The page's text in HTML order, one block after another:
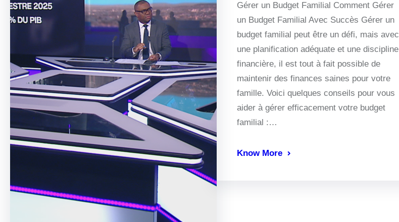
Gérer un Budget Familial Comment Gérer
un Budget Familial Avec Succès Gérer un
budget familial peut être un défi, mais avec
une planification adéquate et une discipline
financière, il est tout à fait possible de
maintenir des finances saines pour votre
famille. Voici quelques conseils pour vous
aider à gérer efficacement votre budget
familial :…
Know More